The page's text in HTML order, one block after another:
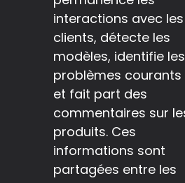
interactions avec les
clients, détecte les
modèles, identifie les
problèmes courants
et fait part des
commentaires sur
produits. Ces
informations sont
partagées entre les